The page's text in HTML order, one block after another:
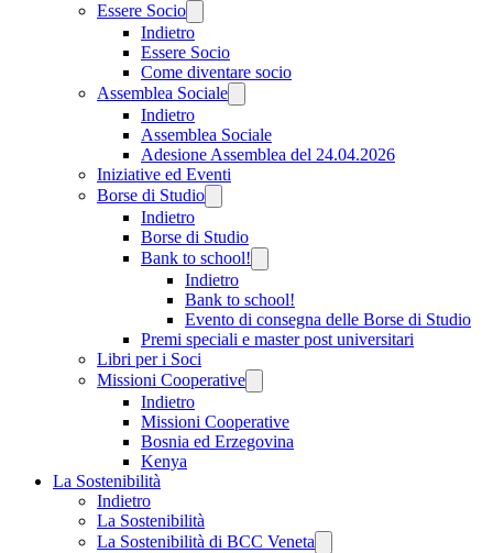
Essere Socio
Indietro
Essere Socio
Come diventare socio
Assemblea Sociale
Indietro
Assemblea Sociale
Adesione Assemblea del 24.04.2026
Iniziative ed Eventi
Borse di Studio
Indietro
Borse di Studio
Bank to school!
Indietro
Bank to school!
Evento di consegna delle Borse di Studio
Premi speciali e master post universitari
Libri per i Soci
Missioni Cooperative
Indietro
Missioni Cooperative
Bosnia ed Erzegovina
Kenya
La Sostenibilità
Indietro
La Sostenibilità
La Sostenibilità di BCC Veneta